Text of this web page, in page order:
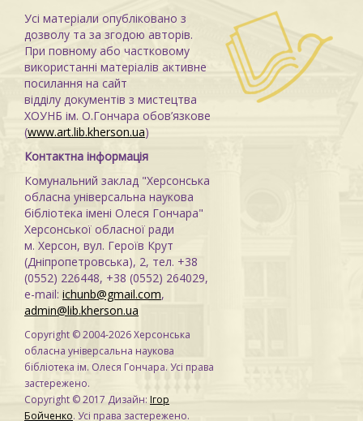
Усі матеріали опубліковано з
дозволу та за згодою авторів.
При повному або частковому
використанні матеріалів активне
посилання на сайт
відділу документів з мистецтва
ХОУНБ ім. О.Гончара обов’язкове
(www.art.lib.kherson.ua)
Контактна інформація
Комунальний заклад "Херсонська
обласна універсальна наукова
бібліотека імені Олеся Гончара"
Херсонської обласної ради
м. Херсон, вул. Героїв Крут
(Дніпропетровська), 2, тел. +38
(0552) 226448, +38 (0552) 264029,
e-mail: ichunb@gmail.com,
admin@lib.kherson.ua
Copyright © 2004-2026 Херсонська
обласна універсальна наукова
бібліотека ім. Олеся Гончара. Усі права
застережено.
Copyright © 2017 Дизайн: Ігор
Бойченко. Усі права застережено.